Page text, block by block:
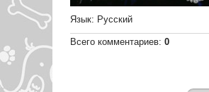
Язык: Русский
Всего комментариев: 0